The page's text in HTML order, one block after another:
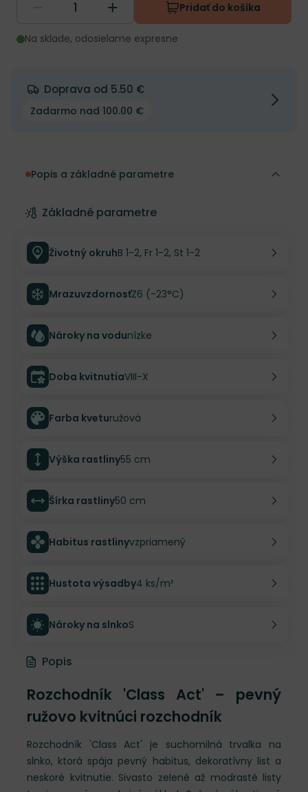
Pridať do košíka
Na sklade, odosielame expresne
Doprava od 5.50 €
Zadarmo nad 100.00 €
Popis a základné parametre
Základné parametre
Životný okruhB 1-2, Fr 1-2, St 1-2
MrazuvzdornosťZ6 (-23°C)
Nároky na vodunízke
Doba kvitnutiaVIII-X
Farba kveturužová
Výška rastliny55 cm
Šírka rastliny50 cm
Habitus rastlinyvzpriamený
Hustota výsadby4 ks/m²
Nároky na slnkoS
Popis
Rozchodník 'Class Act' – pevný
ružovo kvitnúci rozchodník
Rozchodník 'Class Act' je suchomilná trvalka na
slnko, ktorá spája pevný habitus, dekoratívny list a
neskoré kvitnutie. Sivasto zelené až modrasté listy